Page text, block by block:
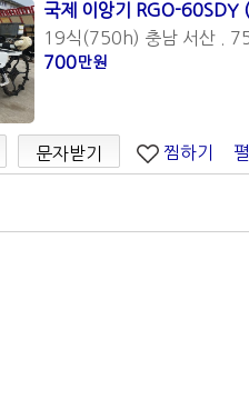
국제 이앙기 RGO-60SDY
19식(750h) 충남 서산 .
700만원
문자받기 찜하기